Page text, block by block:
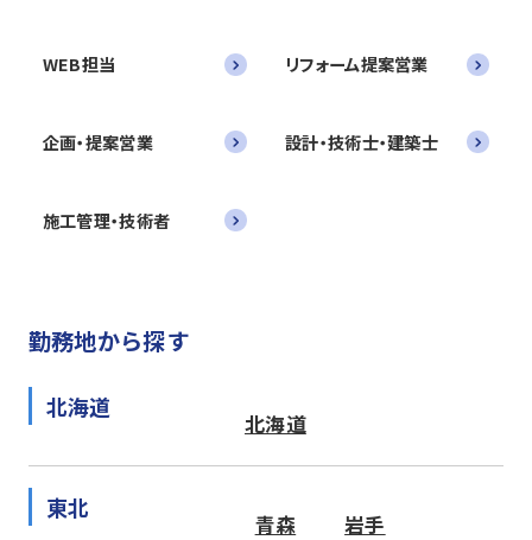
WEB担当 リフォーム提案営業
企画・提案営業 設計・技術士・建築士
施工管理・技術者
勤務地から探す
北海道
北海道
東北
青森 岩手